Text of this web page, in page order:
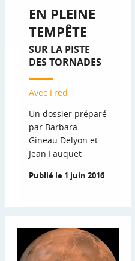
EN PLEINE
TEMPÊTE
SUR LA PISTE
DES TORNADES
Avec Fred
Un dossier préparé
par Barbara
Gineau Delyon et
Jean Fauquet
Publié le 1 juin 2016